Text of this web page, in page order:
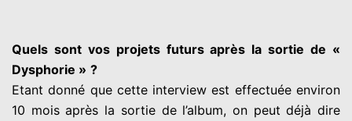
Quels sont vos projets futurs après la sortie de «
Dysphorie » ?
Etant donné que cette interview est effectuée environ
10 mois après la sortie de l’album, on peut déjà dire